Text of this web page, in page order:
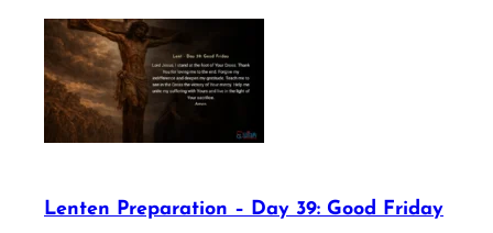
Lenten Preparation – Day 39: Good Friday